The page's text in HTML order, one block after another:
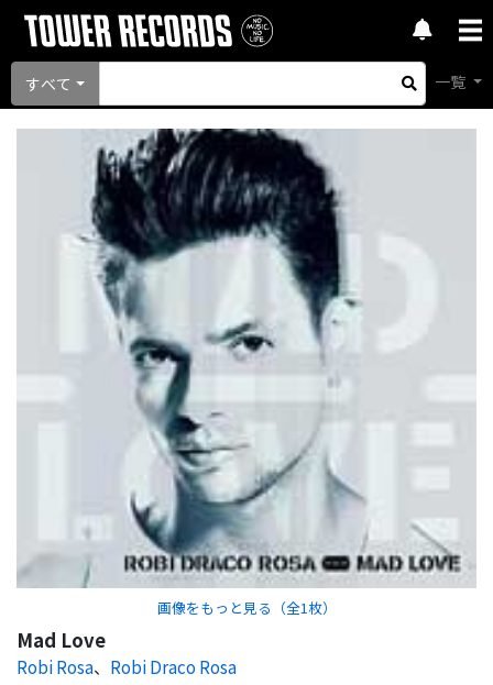
すべて 一覧
画像をもっと見る（全1 枚）
Mad Love
Robi Rosa、 Robi Draco Rosa